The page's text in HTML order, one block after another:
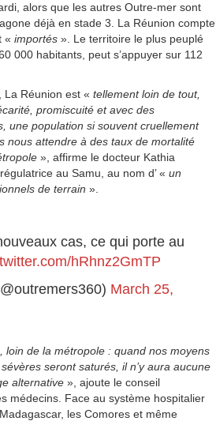
alors que les autres Outre-mer sont
déjà en stade 3. La Réunion compte
« importés ». Le territoire le plus peuplé
000 habitants, peut s’appuyer sur 112
La Réunion est « tellement loin de tout,
promiscuité et avec des
une population si souvent cruellement
nous attendre à des taux de mortalité
», affirme le docteur Kathia
au Samu, au nom d’ « un
de terrain ».
cas, ce qui porte au
hRhnz2GmTP
March 25,
loin de la métropole : quand nos moyens
seront saturés, il n’y aura aucune
alternative », ajoute le conseil
médecins. Face au système hospitalier
les Comores et même